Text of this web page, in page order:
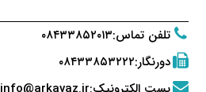
تلفن تماس:۰۸۴۳۳۸۵۲۰۱۳
دورنگار:۰۸۴۳۳۸۵۳۲۲۲